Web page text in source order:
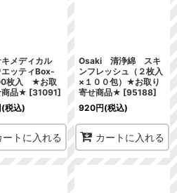
キメディカル
エッティBox-
枚入 ★お取
商品★ [31091]
(税込)
ートに入れる
Osaki 清浄綿 スキ
ンフレッシュ（２枚入
×１００包）★お取り
寄せ商品★ [95188]
920円(税込)
カートに入れる